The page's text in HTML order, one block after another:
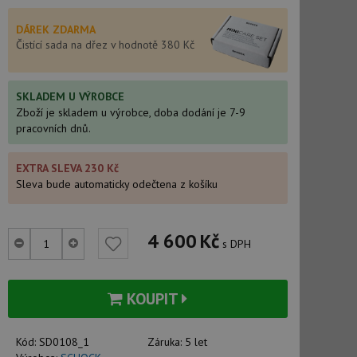
DÁREK ZDARMA
Čistící sada na dřez v hodnotě 380 Kč
SKLADEM U VÝROBCE
Zboží je skladem u výrobce, doba dodání je 7-9
pracovních dnů.
EXTRA SLEVA 230 Kč
Sleva bude automaticky odečtena z košíku
4 600Kč s DPH
KOUPIT
Kód: SD0108_1 Záruka: 5 let